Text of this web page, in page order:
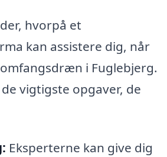
hvorpå et
kan assistere dig, når
i Fuglebjerg.
vigtigste opgaver, de
Eksperterne kan give dig